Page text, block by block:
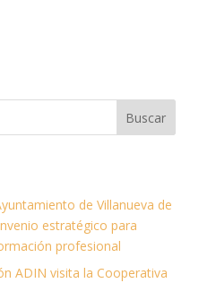
Buscar
de Villanueva de
estratégico para
profesional
ADIN visita la Cooperativa